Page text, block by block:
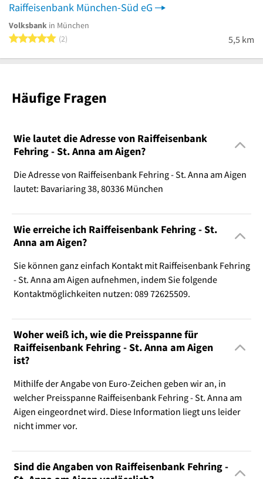
Raiffeisenbank München-Süd eG
Volksbank in München
5 von 5 Sternen
2 5,5 km
Häufige Fragen
Wie lautet die Adresse von Raiffeisenbank
Fehring - St. Anna am Aigen?
Die Adresse von Raiffeisenbank Fehring - St. Anna am Aigen
lautet: Bavariaring 38, 80336 München
Wie erreiche ich Raiffeisenbank Fehring - St.
Anna am Aigen?
Sie können ganz einfach Kontakt mit Raiffeisenbank Fehring
- St. Anna am Aigen aufnehmen, indem Sie folgende
Kontaktmöglichkeiten nutzen: 089 72625509.
Woher weiß ich, wie die Preisspanne für
Raiffeisenbank Fehring - St. Anna am Aigen
ist?
Mithilfe der Angabe von Euro-Zeichen geben wir an, in
welcher Preisspanne Raiffeisenbank Fehring - St. Anna am
Aigen eingeordnet wird. Diese Information liegt uns leider
nicht immer vor.
Sind die Angaben von Raiffeisenbank Fehring -